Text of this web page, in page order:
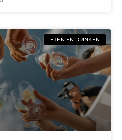
ETEN EN DRINKEN